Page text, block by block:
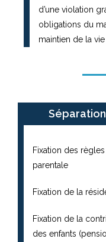
d’une violation
obligations du
maintien de la
Fixation des règles
parentale
Fixation de la
Fixation de la
des enfants